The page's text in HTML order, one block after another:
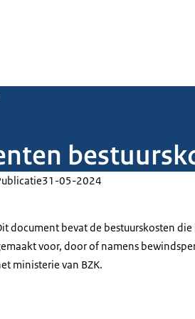
31-05-2024
document bevat de bestuurskosten
voor, door of namens
ministerie van BZK.